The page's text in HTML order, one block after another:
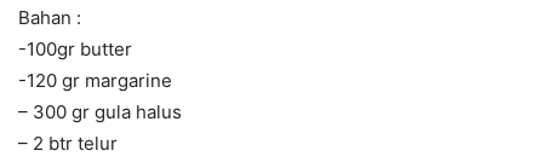
Bahan :
-100gr butter
-120 gr margarine
– 300 gr gula halus
– 2 btr telur